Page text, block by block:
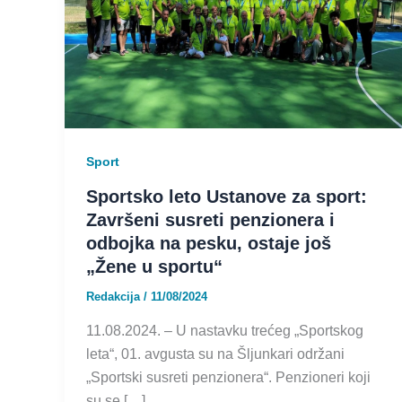
Sport
Sportsko leto Ustanove za sport:
Završeni susreti penzionera i
odbojka na pesku, ostaje još
„Žene u sportu“
Redakcija / 11/08/2024
11.08.2024. – U nastavku trećeg „Sportskog
leta“, 01. avgusta su na Šljunkari održani
„Sportski susreti penzionera“. Penzioneri koji